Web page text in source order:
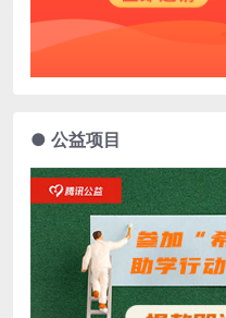
● 公益项目